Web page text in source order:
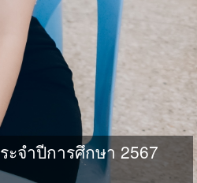
จำปีการศึกษา 2567